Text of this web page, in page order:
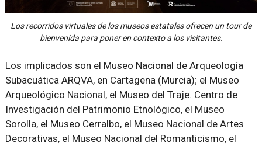
Los recorridos virtuales de los museos estatales ofrecen un tour de
bienvenida para poner en contexto a los visitantes.
Los implicados son el Museo Nacional de Arqueología
Subacuática ARQVA, en Cartagena (Murcia); el Museo
Arqueológico Nacional, el Museo del Traje. Centro de
Investigación del Patrimonio Etnológico, el Museo
Sorolla, el Museo Cerralbo, el Museo Nacional de Artes
Decorativas, el Museo Nacional del Romanticismo, el